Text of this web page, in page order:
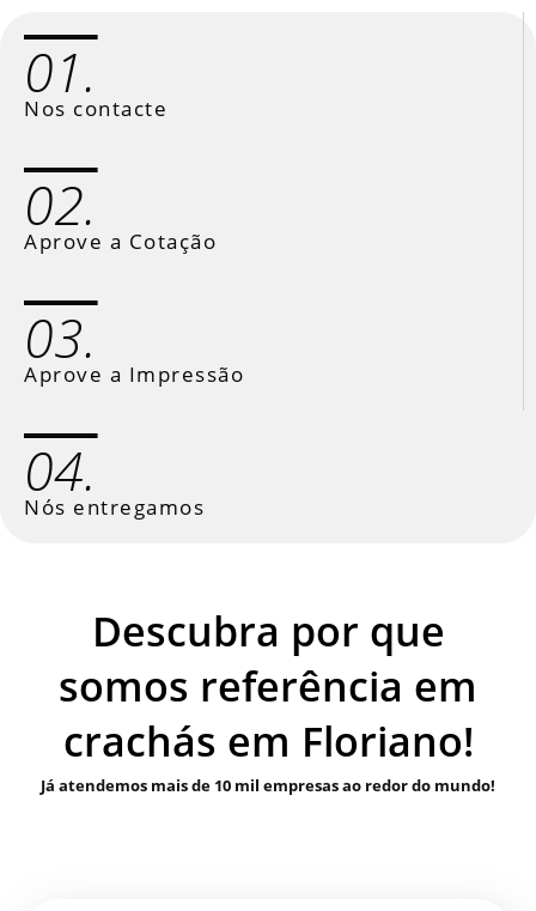
01.
Nos contacte
02.
Aprove a Cotação
03.
Aprove a Impressão
04.
Nós entregamos
Descubra por que
somos referência em
crachás em Floriano!
Já atendemos mais de 10 mil empresas ao redor do mundo!